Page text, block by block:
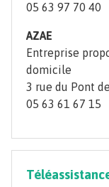
05 63 97 70 40
AZAE
Entreprise
domicile
3 rue du Pont
05 63 61 67 15